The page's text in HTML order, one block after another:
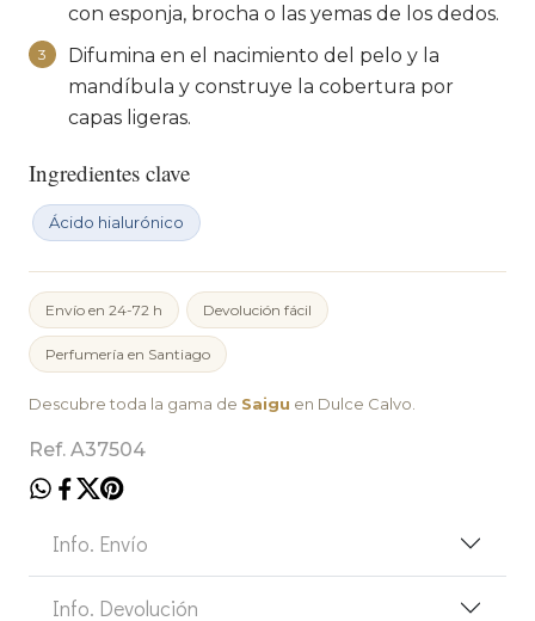
con esponja, brocha o las yemas de los dedos.
3
Difumina en el nacimiento del pelo y la
mandíbula y construye la cobertura por
capas ligeras.
Ingredientes clave
Ácido hialurónico
Envío en 24-72 h Devolución fácil
Perfumería en Santiago
Descubre toda la gama de Saigu en Dulce Calvo.
Ref. A37504
Info. Envío
Info. Devolución